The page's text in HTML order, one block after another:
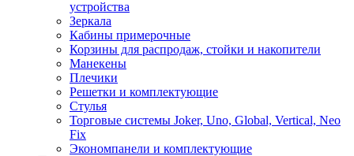
устройства
Зеркала
Кабины примерочные
Корзины для распродаж, стойки и накопители
Манекены
Плечики
Решетки и комплектующие
Стулья
Торговые системы Joker, Uno, Global, Vertical, Neo
Fix
Экономпанели и комплектующие